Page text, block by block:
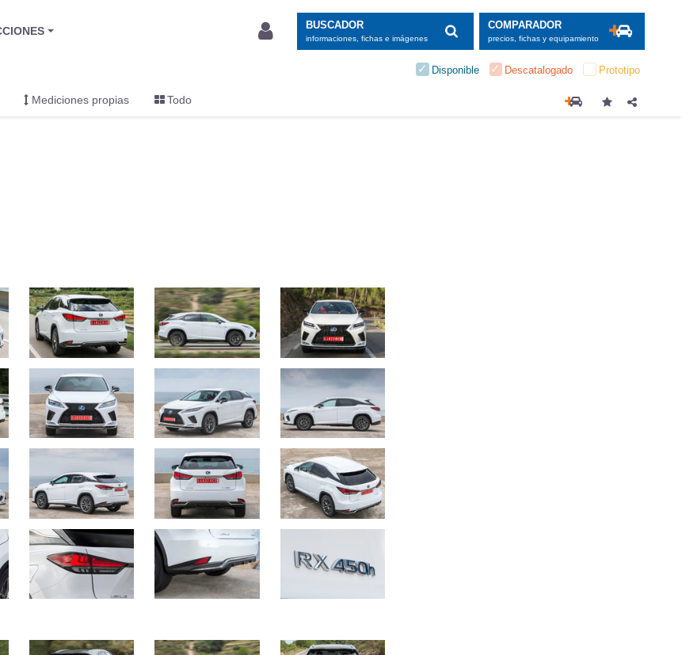
BUSCADOR
informaciones, fichas e imágenes
COMPARADOR
precios, fichas y equipamiento
Disponible Descatalogado Prototipo
Mediciones propias Todo